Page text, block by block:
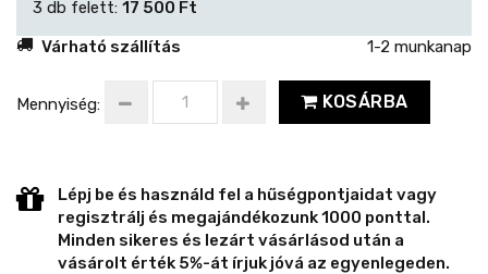
3 db felett: 17 500 Ft
Várható szállítás
1-2 munkanap
Mennyiség: KOSÁRBA
Lépj be és használd fel a hűségpontjaidat vagy
regisztrálj és megajándékozunk 1000 ponttal.
Minden sikeres és lezárt vásárlásod után a
vásárolt érték 5%-át írjuk jóvá az egyenlegeden.